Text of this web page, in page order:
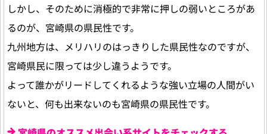
しかし、そのために消極的で非常に押しの弱いところがあ
るのが、宮崎県の県民性です。
九州地方は、メリハリのはっきりした県民性なのですが、
宮崎県民に限っては少し違うようです。
よって誰かがリードしてくれるような強い立場の人間がい
ないと、何も出来ないのも宮崎県の県民性です。